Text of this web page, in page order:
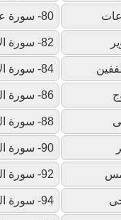
80- سورة عبس
82- سورة الانفطار
84- سورة الانشقاق
86- سورة الطارق
88- سورة الغاشية
90- سورة البلد
92- سورة الليل
94- سورة الشرح